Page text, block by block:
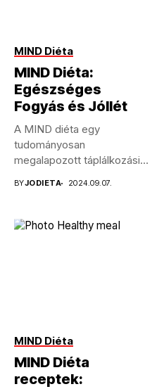
MIND Diéta
MIND Diéta:
Egészséges
Fogyás és Jóllét
A MIND diéta egy
tudományosan
megalapozott táplálkozási
BYJODIETA 2024.09.07.
MIND Diéta
MIND Diéta
receptek: